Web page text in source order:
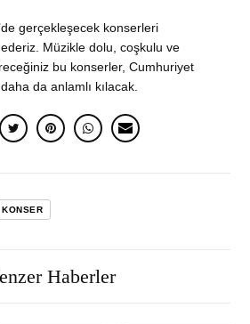
gerçekleşecek konserleri
ederiz. Müzikle dolu, coşkulu ve
bu konserler, Cumhuriyet
daha da anlamlı kılacak.
KONSER
Haberler